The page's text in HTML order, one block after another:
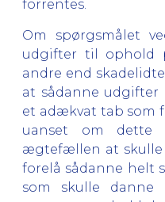
forrentes.
Om spørgsmålet
udgifter til ophold
andre end
at sådanne udgifter
et adækvat tab som
uanset om
ægtefællen at skulle
forelå sådanne helt
som skulle